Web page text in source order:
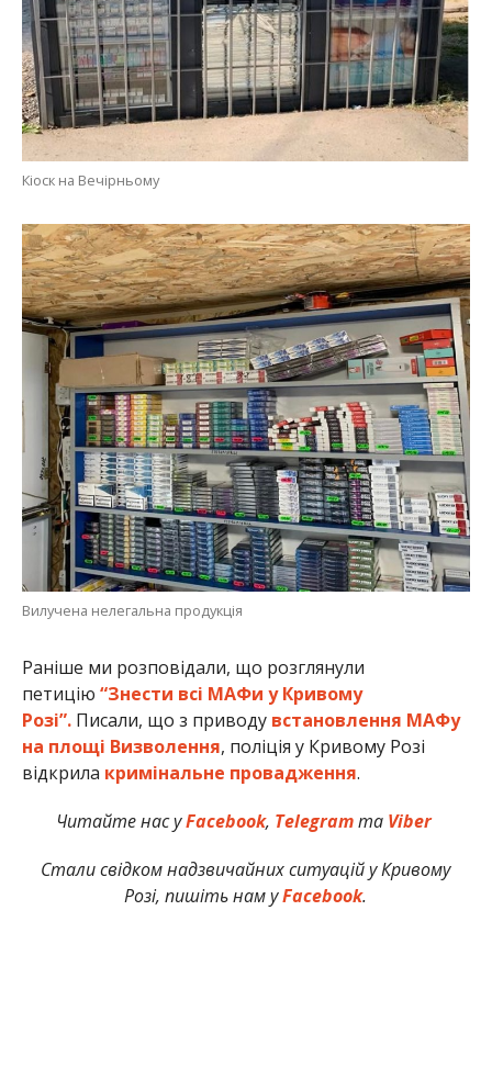
Кіоск на Вечірньому
Вилучена нелегальна продукція
Раніше ми розповідали, що розглянули
петицію “Знести всі МАФи у Кривому
Розі”. Писали, що з приводу встановлення МАФу
на площі Визволення, поліція у Кривому Розі
відкрила кримінальне провадження.
Читайте нас уFacebook, Telegramта Viber
Стали свідком надзвичайних ситуацій у Кривому
Розі, пишіть нам уFacebook.